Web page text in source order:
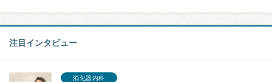
注目インタビュー
消化器内科